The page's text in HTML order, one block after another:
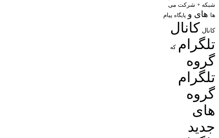
شبکه + شرکت می
ها های و پایگاه پیام
کانال کانال
تلگرام که
گروه
تلگرام
گروه
های
جدید